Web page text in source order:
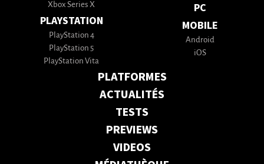
Xbox Series X
PLAYSTATION
PlayStation 4
PlayStation 5
PlayStation Vita
PC
MOBILE
Android
iOS
PLATFORMES
ACTUALITÉS
TESTS
PREVIEWS
VIDEOS